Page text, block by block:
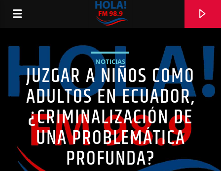
RADIO HOLA
0:00
NOTICIAS
JUZGAR A NIÑOS COMO
ADULTOS EN ECUADOR,
¿CRIMINALIZACIÓN DE
UNA PROBLEMÁTICA
PROFUNDA?